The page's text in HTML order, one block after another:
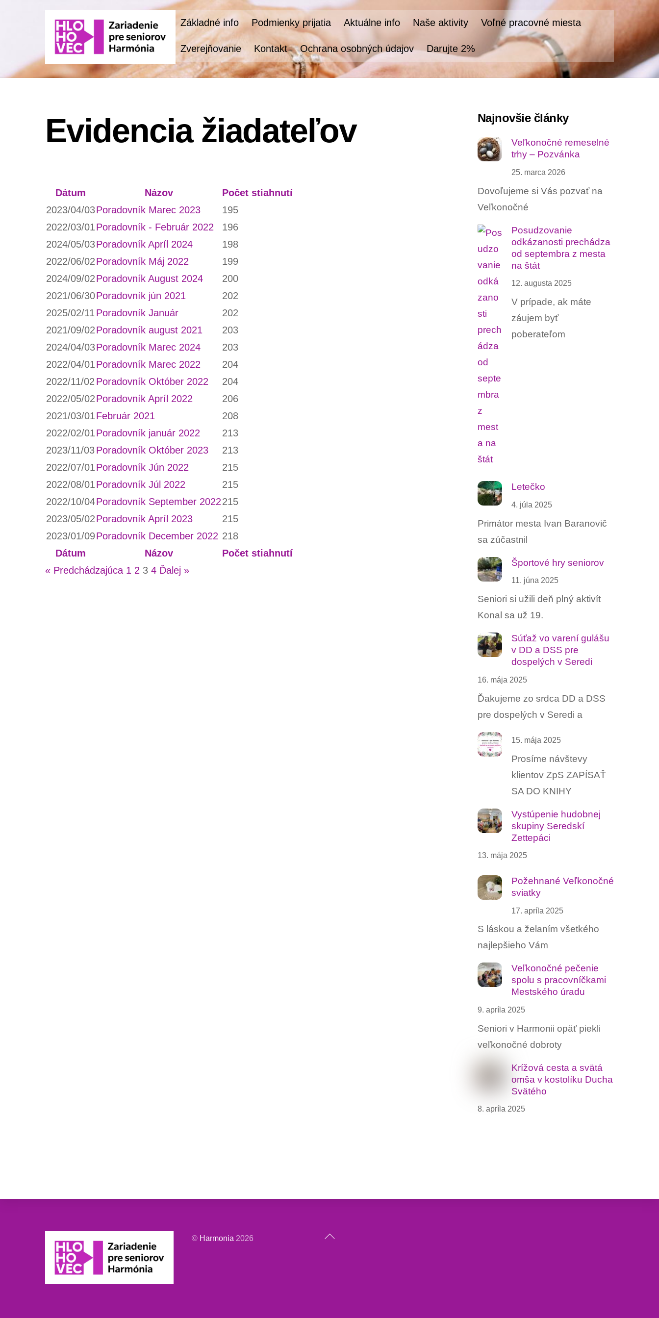
Základné info Podmienky prijatia Aktuálne info Naše aktivity Voľné pracovné miesta
Zverejňovanie Kontakt Ochrana osobných údajov Darujte 2%
Evidencia žiadateľov
Dátum Názov Počet stiahnutí
Dátum Názov Počet stiahnutí
2023/04/03Poradovník Marec 2023
195
2022/03/01Poradovník - Február 2022
196
2024/05/03Poradovník Apríl 2024
198
2022/06/02Poradovník Máj 2022
199
2024/09/02Poradovník August 2024
200
2021/06/30Poradovník jún 2021
202
2025/02/11 Poradovník Január
202
2021/09/02Poradovník august 2021
203
2024/04/03Poradovník Marec 2024
203
2022/04/01Poradovník Marec 2022
204
2022/11/02 Poradovník Október 2022
204
2022/05/02Poradovník Apríl 2022
206
2021/03/01Február 2021
208
2022/02/01Poradovník január 2022
213
2023/11/03Poradovník Október 2023
213
2022/07/01Poradovník Jún 2022
215
2022/08/01Poradovník Júl 2022
215
2022/10/04Poradovník September 2022215
2023/05/02Poradovník Apríl 2023
215
2023/01/09Poradovník December 2022 218
« Predchádzajúca 1 2 3 4 Ďalej »
Najnovšie články
Veľkonočné remeselné
trhy – Pozvánka
25. marca 2026
Dovoľujeme si Vás pozvať na
Veľkonočné
Posudzovanie
odkázanosti prechádza
od septembra z mesta
na štát
12. augusta 2025
V prípade, ak máte
záujem byť
poberateľom
Letečko
4. júla 2025
Primátor mesta Ivan Baranovič
sa zúčastnil
Športové hry seniorov
11. júna 2025
Seniori si užili deň plný aktivít
Konal sa už 19.
Súťaž vo varení gulášu ‍
v DD a DSS pre
dospelých v Seredi
16. mája 2025
Ďakujeme zo srdca DD a DSS
pre dospelých v Seredi a
15. mája 2025
Prosíme návštevy
klientov ZpS ZAPÍSAŤ
SA DO KNIHY
Vystúpenie hudobnej
skupiny Seredskí
Zettepáci
13. mája 2025
Požehnané Veľkonočné
sviatky
17. apríla 2025
S láskou a želaním všetkého
najlepšieho Vám
Veľkonočné pečenie
spolu s pracovníčkami
Mestského úradu
9. apríla 2025
Seniori v Harmonii opäť piekli
veľkonočné dobroty
Krížová cesta a svätá
omša v kostolíku Ducha
Svätého
8. apríla 2025
Back
© Harmonia 2026